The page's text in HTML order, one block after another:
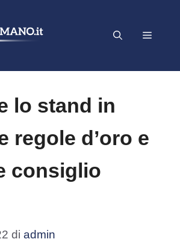
Menu
lo stand in
regole d’oro e
consiglio
di admin